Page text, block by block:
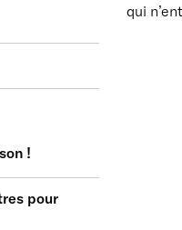
qui
!
pour